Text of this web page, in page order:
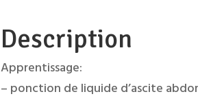
Description
Apprentissage:
– ponction de liquide d’ascite